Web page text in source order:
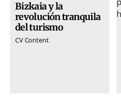
Bizkaia y la
revolución tranquila
del turismo
CV Content